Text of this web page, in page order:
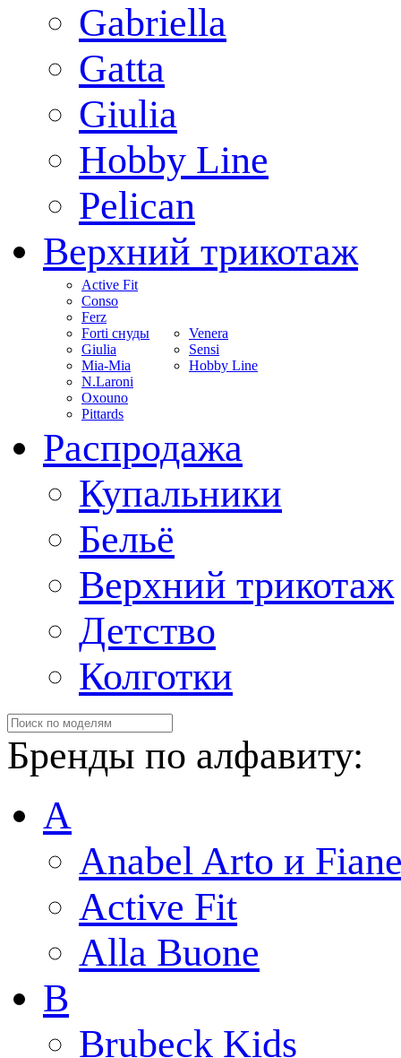
Gabriella
Gatta
Giulia
Hobby Line
Pelican
Верхний трикотаж
Active Fit
Conso
Ferz
Forti снуды
Giulia
Mia-Mia
N.Laroni
Oxouno
Pittards
Venera
Sensi
Hobby Line
Распродажа
Купальники
Бельё
Верхний трикотаж
Детство
Колготки
Бренды по алфавиту:
A
Anabel Arto и
Active Fit
Alla Buone
B
Brubeck Kids